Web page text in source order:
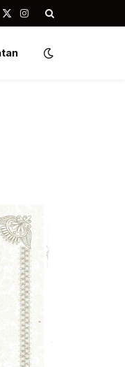
X
Instagram